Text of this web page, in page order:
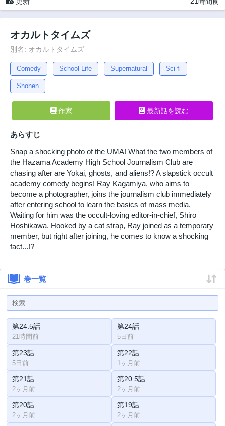
オカルトタイムズ
別名: オカルトタイムズ
Comedy School Life Supernatural Sci-fi
Shonen
作家 最新話を読む
あらすじ
Snap a shocking photo of the UMA! What the two members of
the Hazama Academy High School Journalism Club are
chasing after are Yokai, ghosts, and aliens!? A slapstick occult
academy comedy begins! Ray Kagamiya, who aims to
become a photographer, joins the journalism club immediately
after entering school to learn the basics of mass media.
Waiting for him was the occult-loving editor-in-chief, Shiro
Hoshikawa. Hooked by a cat strap, Ray joined as a temporary
member, but right after joining, he comes to know a shocking
fact...!?
巻一覧
第24.5話
21時間前
第24話
5日前
第23話
5日前
第22話
1ヶ月前
第21話
2ヶ月前
第20.5話
2ヶ月前
第20話
2ヶ月前
第19話
2ヶ月前